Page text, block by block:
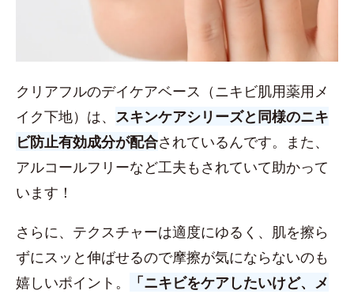
クリアフルのデイケアベース（ニキビ肌用薬用メ
イク下地）は、 スキンケアシリーズと同様のニキ
ビ防止有効成分が配合されているんです。また、
アルコールフリーなど工夫もされていて助かって
います！
さらに、テクスチャーは適度にゆるく、肌を擦ら
ずにスッと伸ばせるので摩擦が気にならないのも
嬉しいポイント。
「ニキビをケアしたいけど、メ